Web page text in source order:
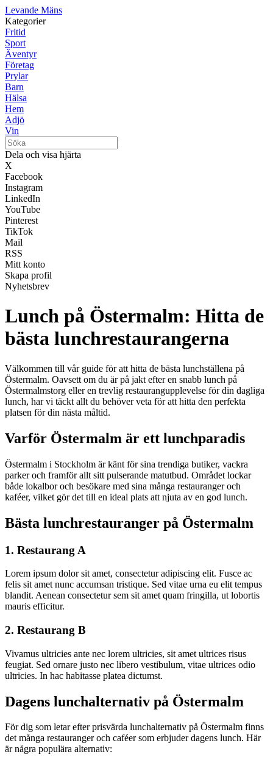
Levande Mäns
Kategorier
Fritid
Sport
Äventyr
Företag
Prylar
Barn
Hälsa
Hem
Adjö
Vin
Dela och visa hjärta
X
Facebook
Instagram
LinkedIn
YouTube
Pinterest
TikTok
Mail
RSS
Mitt konto
Skapa profil
Nyhetsbrev
Lunch på Östermalm: Hitta de
bästa lunchrestaurangerna
Välkommen till vår guide för att hitta de bästa lunchställena på
Östermalm. Oavsett om du är på jakt efter en snabb lunch på
Östermalmstorg eller en trevlig restaurangupplevelse för din dagliga
lunch, har vi täckt allt du behöver veta för att hitta den perfekta
platsen för din nästa måltid.
Varför Östermalm är ett lunchparadis
Östermalm i Stockholm är känt för sina trendiga butiker, vackra
parker och framför allt sitt pulserande matutbud. Området lockar
både lokalbor och besökare med sina många restauranger och
kaféer, vilket gör det till en ideal plats att njuta av en god lunch.
Bästa lunchrestauranger på Östermalm
1. Restaurang A
Lorem ipsum dolor sit amet, consectetur adipiscing elit. Fusce ac
felis sit amet nunc accumsan tristique. Sed vitae urna eu elit tempus
blandit. Aenean consectetur sem sit amet quam fringilla, ut lobortis
mauris efficitur.
2. Restaurang B
Vivamus ultricies ante nec lorem ultricies, sit amet ultrices risus
feugiat. Sed ornare justo nec libero vestibulum, vitae ultrices odio
ultricies. In hac habitasse platea dictumst.
Dagens lunchalternativ på Östermalm
För dig som letar efter prisvärda lunchalternativ på Östermalm finns
det många restauranger och caféer som erbjuder dagens lunch. Här
är några populära alternativ: